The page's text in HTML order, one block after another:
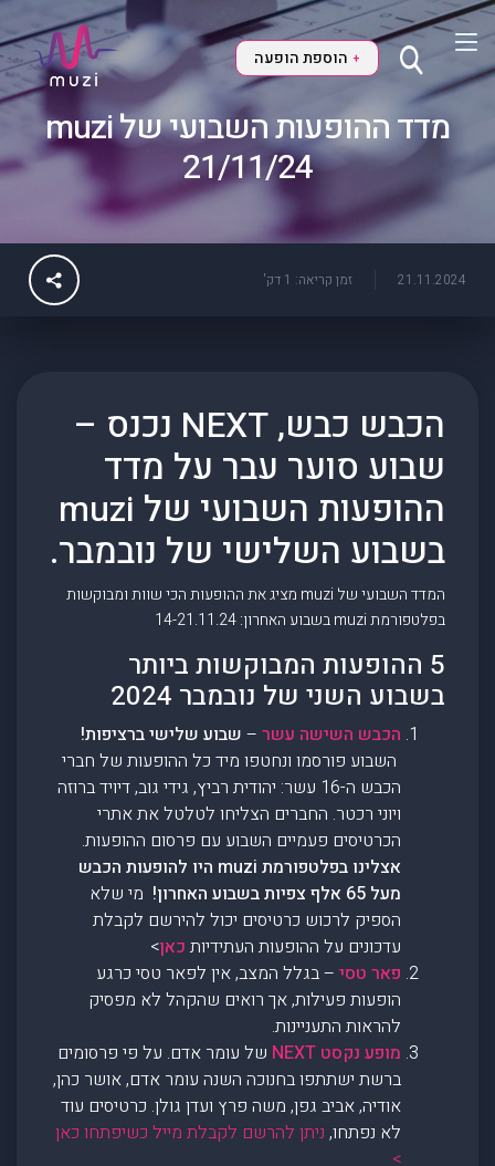
+ הוספת הופעה
מדד ההופעות השבועי של muzi
21/11/24
21.11.2024 זמן קריאה: 1 דק'
הכבש כבש, NEXT נכנס –
שבוע סוער עבר על מדד
ההופעות השבועי של muzi
בשבוע השלישי של נובמבר.
המדד השבועי של muzi מציג את ההופעות הכי שוות ומבוקשות
בפלטפורמת muzi בשבוע האחרון: 14-21.11.24
5 ההופעות המבוקשות ביותר
בשבוע השני של נובמבר 2024
הכבש השישה עשר – שבוע שלישי ברציפות!
השבוע פורסמו ונחטפו מיד כל ההופעות של חברי
הכבש ה-16 עשר: יהודית רביץ, גידי גוב, דיויד ברוזה
ויוני רכטר. החברים הצליחו לטלטל את אתרי
הכרטיסים פעמיים השבוע עם פרסום ההופעות.
אצלינו בפלטפורמת muzi היו להופעות הכבש
מעל 65 אלף צפיות בשבוע האחרון!
מי שלא
הספיק לרכוש כרטיסים יכול להירשם לקבלת
עדכונים על ההופעות העתידיות כאן>
פאר טסי – בגלל המצב, אין לפאר טסי כרגע
הופעות פעילות, אך רואים שהקהל לא מפסיק
להראות התעניינות.
מופע נקסט NEXT
של עומר אדם. על פי פרסומים
ברשת ישתתפו בחנוכה השנה עומר אדם, אושר כהן,
אודיה, אביב גפן, משה פרץ ועדן גולן. כרטיסים עוד
לא נפתחו, ניתן להרשם לקבלת מייל כשיפתחו כאן
>